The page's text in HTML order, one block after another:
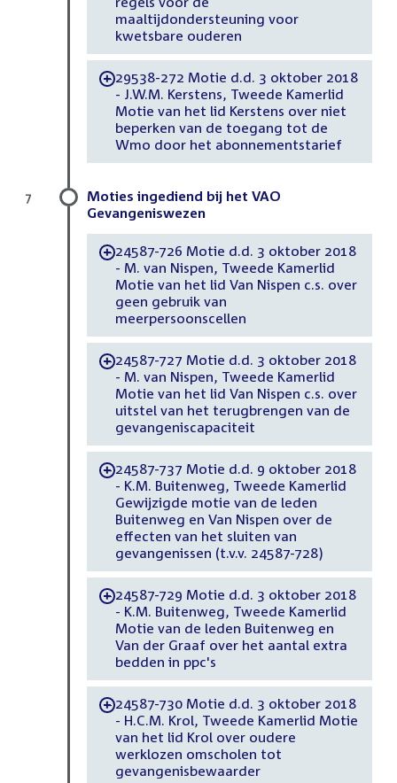
maaltijdondersteuning voor
kwetsbare ouderen
-29538-272 Motie d.d. 3 oktober 2018
- J.W.M. Kerstens, Tweede Kamerlid
Motie van het lid Kerstens over niet
beperken van de toegang tot de
Wmo door het abonnementstarief
Moties ingediend bij het VAO
Gevangeniswezen
-24587-726 Motie d.d. 3 oktober 2018
- M. van Nispen, Tweede Kamerlid
Motie van het lid Van Nispen c.s. over
geen gebruik van
meerpersoonscellen
-24587-727 Motie d.d. 3 oktober 2018
- M. van Nispen, Tweede Kamerlid
Motie van het lid Van Nispen c.s. over
uitstel van het terugbrengen van de
gevangeniscapaciteit
-24587-737 Motie d.d. 9 oktober 2018
- K.M. Buitenweg, Tweede Kamerlid
Gewijzigde motie van de leden
Buitenweg en Van Nispen over de
effecten van het sluiten van
gevangenissen (t.v.v. 24587-728)
-24587-729 Motie d.d. 3 oktober 2018
- K.M. Buitenweg, Tweede Kamerlid
Motie van de leden Buitenweg en
Van der Graaf over het aantal extra
bedden in ppc's
-24587-730 Motie d.d. 3 oktober 2018
- H.C.M. Krol, Tweede Kamerlid Motie
van het lid Krol over oudere
werklozen omscholen tot
gevangenisbewaarder
7